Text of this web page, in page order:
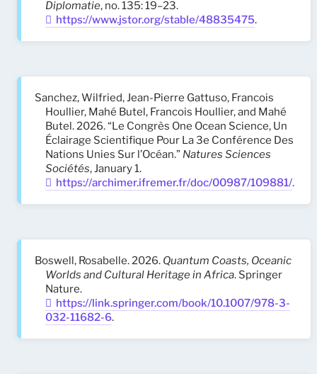
Diplomatie, no. 135: 19–23.
https://www.jstor.org/stable/48835475.
Sanchez, Wilfried, Jean-Pierre Gattuso, Francois
Houllier, Mahé Butel, Francois Houllier, and Mahé
Butel. 2026. “Le Congrès One Ocean Science, Un
Éclairage Scientifique Pour La 3e Conférence Des
Nations Unies Sur l’Océan.” Natures Sciences
Sociétés, January 1.
https://archimer.ifremer.fr/doc/00987/109881/.
Boswell, Rosabelle. 2026. Quantum Coasts, Oceanic
Worlds and Cultural Heritage in Africa. Springer
Nature.
https://link.springer.com/book/10.1007/978-3-
032-11682-6.